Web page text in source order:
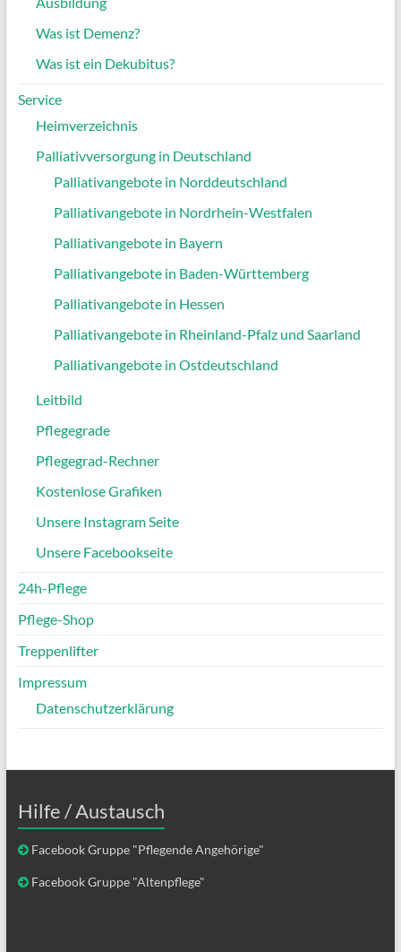
Was ist Demenz?
Was ist ein Dekubitus?
Service
Heimverzeichnis
Palliativversorgung in Deutschland
Palliativangebote in Norddeutschland
Palliativangebote in Nordrhein-Westfalen
Palliativangebote in Bayern
Palliativangebote in Baden-Württemberg
Palliativangebote in Hessen
Palliativangebote in Rheinland-Pfalz und Saarland
Palliativangebote in Ostdeutschland
Leitbild
Pflegegrade
Pflegegrad-Rechner
Kostenlose Grafiken
Unsere Instagram Seite
Unsere Facebookseite
24h-Pflege
Pflege-Shop
Treppenlifter
Impressum
Datenschutzerklärung
Hilfe / Austausch
Facebook Gruppe "Pflegende Angehörige"
Facebook Gruppe "Altenpflege"